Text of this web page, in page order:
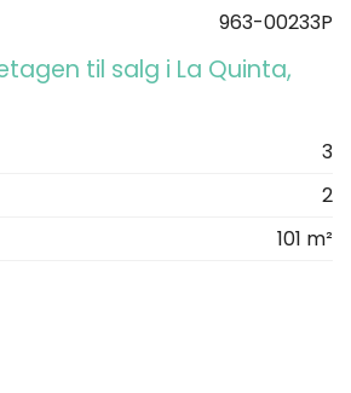
963-00233P
til salg i La Quinta,
3
2
101 m²